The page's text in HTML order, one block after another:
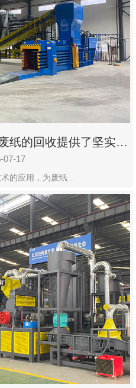
纸的回收提供了坚实的
障
07-17
的应用，为废纸…